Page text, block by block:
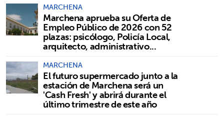
MARCHENA
Marchena aprueba su Oferta de
Empleo Público de 2026 con 52
plazas: psicólogo, Policía Local,
arquitecto, administrativo...
MARCHENA
El futuro supermercado junto a la
estación de Marchena será un
'Cash Fresh' y abrirá durante el
último trimestre de este año